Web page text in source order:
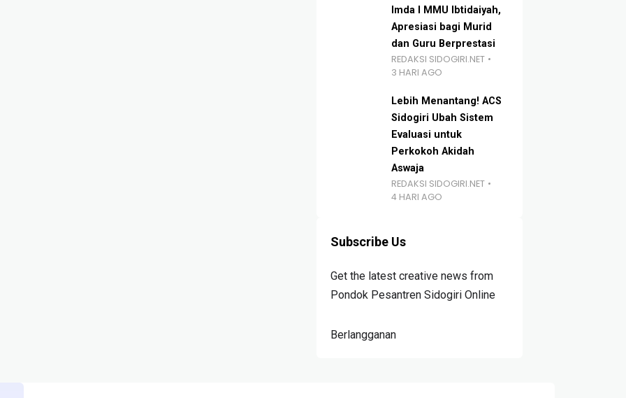
Imda I MMU Ibtidaiyah,
Apresiasi bagi Murid
dan Guru Berprestasi
REDAKSI SIDOGIRI.NET
3 HARI AGO
Lebih Menantang! ACS
Sidogiri Ubah Sistem
Evaluasi untuk
Perkokoh Akidah
Aswaja
REDAKSI SIDOGIRI.NET
4 HARI AGO
Subscribe Us
Get the latest creative news from
Pondok Pesantren Sidogiri Online
Berlangganan